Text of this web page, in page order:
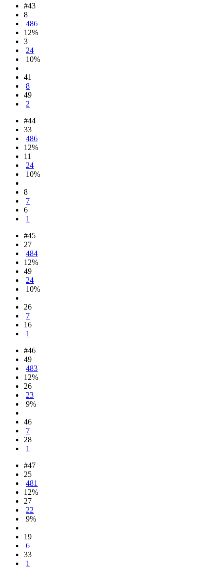
#43
8
486
12%
3
24
10%
41
8
49
2
#44
33
486
12%
11
24
10%
8
7
6
1
#45
27
484
12%
49
24
10%
26
7
16
1
#46
49
483
12%
26
23
9%
46
7
28
1
#47
25
481
12%
27
22
9%
19
6
33
1